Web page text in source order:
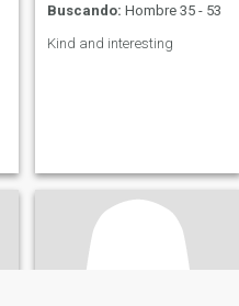
Buscando: Hombre 35 - 53
Kind and interesting